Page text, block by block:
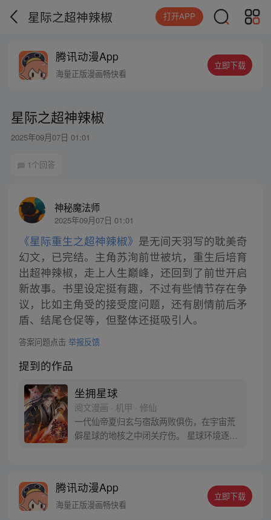
星际之超神辣椒 打开APP
腾讯动漫App
海量正版漫画畅快看
立即下载
星际之超神辣椒
2025年09月07日 01:01
1个回答
神秘魔法师
2025年09月07日 01:01
《星际重生之超神辣椒》 是无间天羽写的耽美奇
幻文，已完结。主角苏洵前世被坑，重生后培育
出超神辣椒，走上人生巅峰，还回到了前世开启
新故事。书里设定挺有趣，不过有些情节存在争
议，比如主角受的接受度问题，还有剧情前后矛
盾、结尾仓促等，但整体还挺吸引人。
答案问题点击 举报反馈
提到的作品
坐拥星球
阅文漫画 · 机甲 · 修仙
一代仙帝夏归玄与宿敌两败俱伤，在宇宙荒
僻星球的地核之中闭关疗伤。 星球环境逐步
类探险飞船来到此地。 各级位面，不知名的
强大生命开始瞄向这里。 多方碰撞，英雄并
腾讯动漫App
海量正版漫画畅快看
立即下载